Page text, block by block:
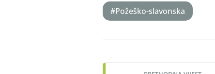
#Požeško-slavonska
navigation